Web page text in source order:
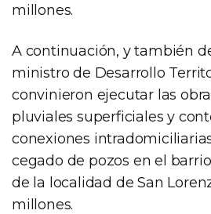
millones.
A continuación, y también
ministro de Desarrollo
convinieron ejecutar las
pluviales superficiales y
conexiones
cegado de pozos en el
de la localidad de San
millones.